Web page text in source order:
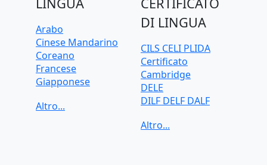
Arabo
Cinese Mandarino
Coreano
Francese
Giapponese
Inglese
DI LINGUA
CILS CELI PLIDA
Certificato
Cambridge
DELE
DILF DELF DALF
IELTS